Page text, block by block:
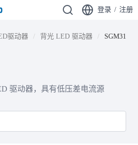
登录 / 注册
驱动器 背光 LED 驱动器 SGM3142
驱动器，具有低压差电流源